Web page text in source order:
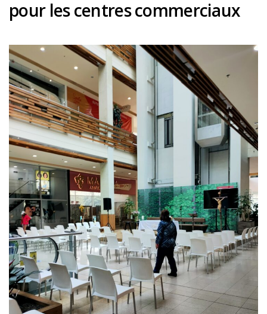
pour les centres commerciaux